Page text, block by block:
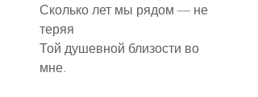
Сколько лет мы рядом — не
теряя
Той душевной близости во
мне.